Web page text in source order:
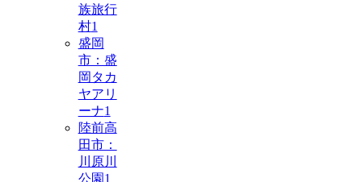
族旅行
村1
盛岡
市：盛
岡タカ
ヤアリ
ーナ1
陸前高
田市：
川原川
公園 1